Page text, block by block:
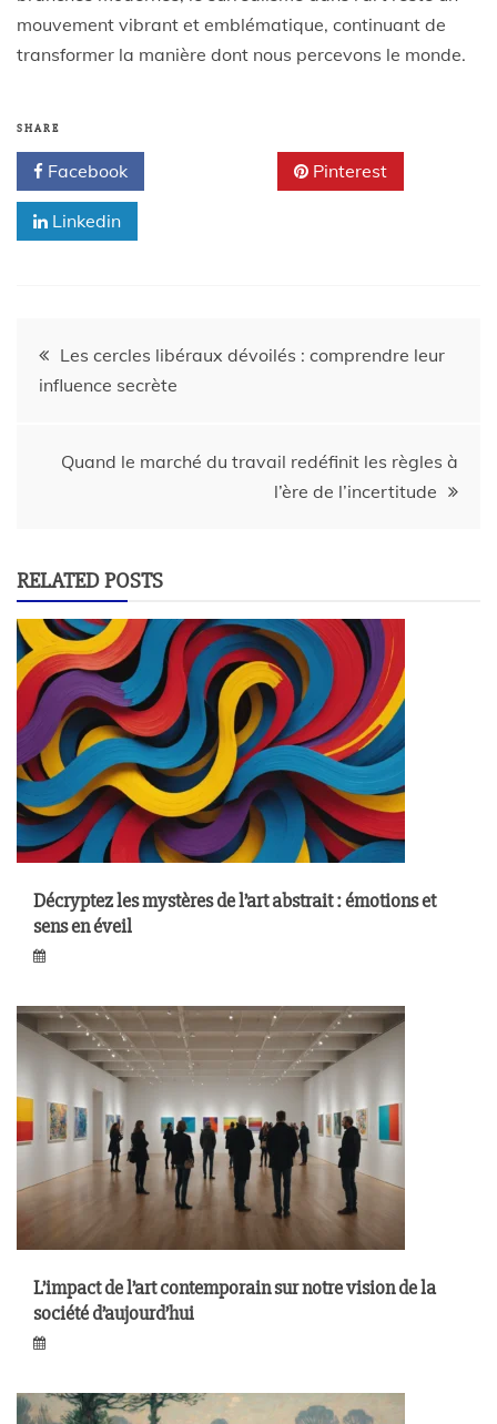
mouvement vibrant et emblématique, continuant de
transformer la manière dont nous percevons le monde.
SHARE
Facebook Pinterest
Linkedin
Les cercles libéraux dévoilés : comprendre leur
influence secrète
Quand le marché du travail redéfinit les règles à
l’ère de l’incertitude
RELATED POSTS
Décryptez les mystères de l’art abstrait : émotions et
sens en éveil
L’impact de l’art contemporain sur notre vision de la
société d’aujourd’hui